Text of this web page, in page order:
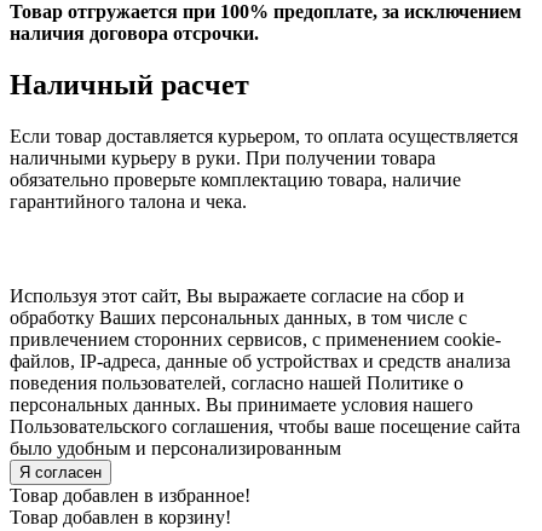
Товар отгружается при 100% предоплате, за исключением
наличия договора отсрочки.
Наличный расчет
Если товар доставляется курьером, то оплата осуществляется
наличными курьеру в руки. При получении товара
обязательно проверьте комплектацию товара, наличие
гарантийного талона и чека.
Используя этот сайт, Вы выражаете согласие на сбор и
обработку Ваших персональных данных, в том числе с
привлечением сторонних сервисов, с применением cookie-
файлов, IP-адреса, данные об устройствах и средств анализа
поведения пользователей, согласно нашей Политике о
персональных данных. Вы принимаете условия нашего
Пользовательского соглашения, чтобы ваше посещение сайта
было удобным и персонализированным
Я согласен
Товар добавлен в избранное!
Товар добавлен в корзину!